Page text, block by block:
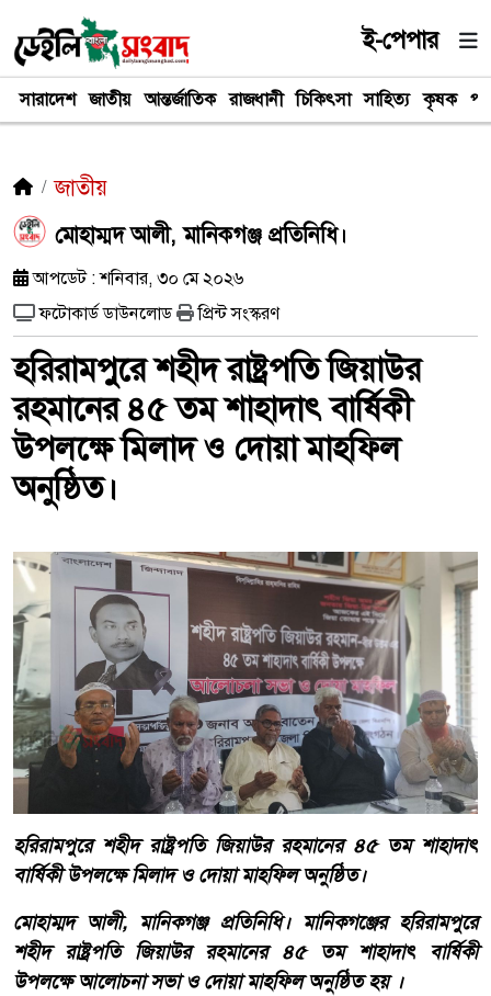
ই-পেপার
সারাদেশ জাতীয় আন্তর্জাতিক রাজধানী চিকিৎসা সাহিত্য কৃষক
জাতীয়
মোহাম্মদ আলী, মানিকগঞ্জ প্রতিনিধি।
আপডেট : শনিবার, ৩০ মে ২০২৬
ফটোকার্ড ডাউনলোড
প্রিন্ট সংস্করণ
হরিরামপুরে শহীদ রাষ্ট্রপতি জিয়াউর
রহমানের ৪৫ তম শাহাদাৎ বার্ষিকী
উপলক্ষে মিলাদ ও দোয়া মাহফিল
অনুষ্ঠিত।
হরিরামপুরে শহীদ রাষ্ট্রপতি জিয়াউর রহমানের ৪৫ তম শাহাদাৎ
বার্ষিকী উপলক্ষে মিলাদ ও দোয়া মাহফিল অনুষ্ঠিত।
মোহাম্মদ আলী, মানিকগঞ্জ প্রতিনিধি। মানিকগঞ্জের হরিরামপুরে
শহীদ রাষ্ট্রপতি জিয়াউর রহমানের ৪৫ তম শাহাদাৎ বার্ষিকী
উপলক্ষে আলোচনা সভা ও দোয়া মাহফিল অনুষ্ঠিত হয় ।